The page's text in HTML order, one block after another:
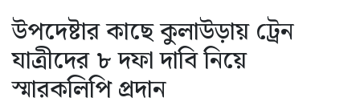
উপদেষ্টার কাছে কুলাউড়ায় ট্রেন
যাত্রীদের ৮ দফা দাবি নিয়ে
স্মারকলিপি প্রদান